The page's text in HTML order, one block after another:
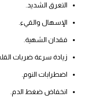
التعرق الشديد.
الإسهال والقيء.
فقدان الشهية.
زيادة سرعة ضربات
اضطرابات النوم.
انخفاض ضغط الدم.